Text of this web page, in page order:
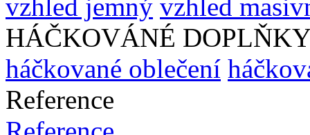
vzhled jemný vzhled
HÁČKOVÁNÉ
háčkované oblečení
Reference